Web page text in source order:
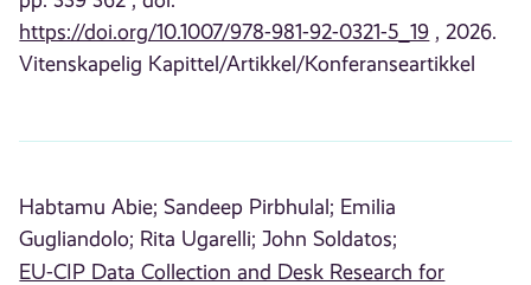
https://doi.org/10.1007/978-981-92-0321-5_19 , 2026.
Vitenskapelig Kapittel/Artikkel/Konferanseartikkel
Habtamu Abie; Sandeep Pirbhulal; Emilia
Gugliandolo; Rita Ugarelli; John Soldatos;
EU-CIP Data Collection and Desk Research for